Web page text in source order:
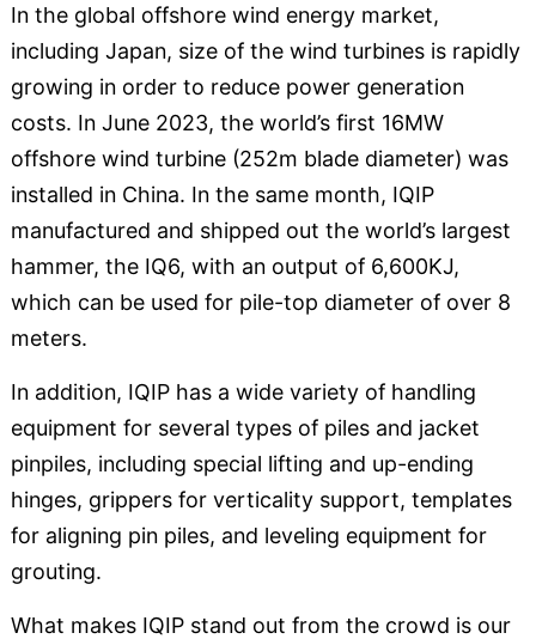
In the global offshore wind energy market,
including Japan, size of the wind turbines is rapidly
growing in order to reduce power generation
costs. In June 2023, the world’s first 16MW
offshore wind turbine (252m blade diameter) was
installed in China. In the same month, IQIP
manufactured and shipped out the world’s largest
hammer, the IQ6, with an output of 6,600KJ,
which can be used for pile-top diameter of over 8
meters.
In addition, IQIP has a wide variety of handling
equipment for several types of piles and jacket
pinpiles, including special lifting and up-ending
hinges, grippers for verticality support, templates
for aligning pin piles, and leveling equipment for
grouting.
What makes IQIP stand out from the crowd is our